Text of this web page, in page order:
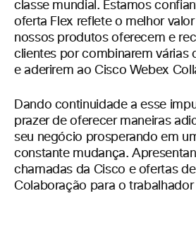
classe mundial. Estamos
oferta Flex reflete o melhor
nossos produtos oferecem e
clientes por combinarem várias
e aderirem ao Cisco Webex
Dando continuidade a esse
prazer de oferecer maneiras
seu negócio prosperando em
constante mudança.
chamadas da Cisco e ofertas
Colaboração para o